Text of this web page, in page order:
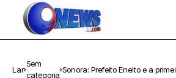
Lar
Sem
categoria
Sonora: Prefeito Enelto e a